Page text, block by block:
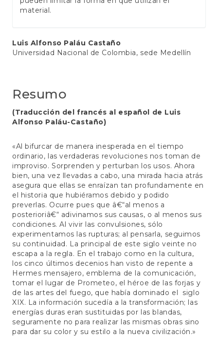
material.
Conteúdo
do
principal
Luis Alfonso Paláu Castaño
Universidad Nacional de Colombia, sede Medellín
Resumo
(Traducción del francés al español de Luis
Alfonso Paláu-Castaño)
«Al bifurcar de manera inesperada en el tiempo
ordinario, las verdaderas revoluciones nos toman de
improviso. Sorprenden y perturban los usos. Ahora
bien, una vez llevadas a cabo, una mirada hacia atrás
asegura que ellas se enraízan tan profundamente en
el historia que hubiéramos debido y podido
preverlas. Ocurre pues que â€“al menos a
posterioriâ€“ adivinamos sus causas, o al menos sus
condiciones. Al vivir las convulsiones, sólo
experimentamos las rupturas; al pensarla, seguimos
su continuidad. La principal de este siglo veinte no
escapa a la regla. En el trabajo como en la cultura,
los cinco últimos decenios han visto de repente a
Hermes mensajero, emblema de la comunicación,
tomar el lugar de Prometeo, el héroe de las forjas y
de las artes del fuego, que había dominado el siglo
XIX. La información sucedía a la transformación; las
energías duras eran sustituidas por las blandas,
seguramente no para realizar las mismas obras sino
para dar su color y su estilo a la nueva civilización.»